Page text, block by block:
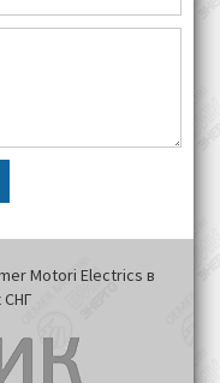
Motori Electrics в
СНГ